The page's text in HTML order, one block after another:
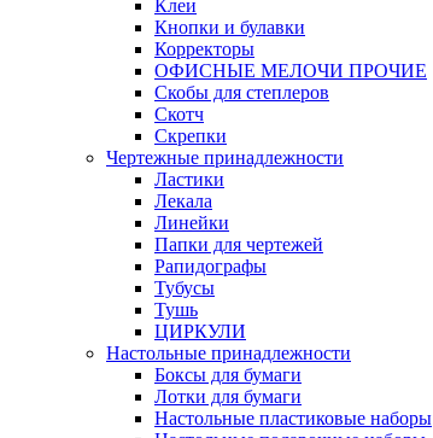
Клеи
Кнопки и булавки
Корректоры
ОФИСНЫЕ МЕЛОЧИ ПРОЧИЕ
Скобы для степлеров
Скотч
Скрепки
Чертежные принадлежности
Ластики
Лекала
Линейки
Папки для чертежей
Рапидографы
Тубусы
Тушь
ЦИРКУЛИ
Настольные принадлежности
Боксы для бумаги
Лотки для бумаги
Настольные пластиковые наборы